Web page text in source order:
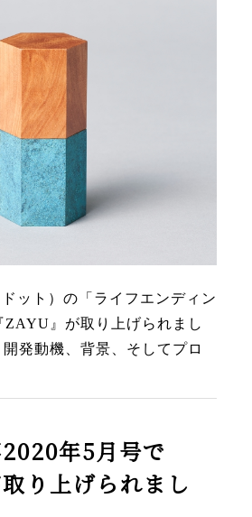
ット）の「ライフエンディン
ZAYU』が取り上げられまし
発動機、背景、そしてプロ
ど、色々と深いお話をする
詳し...
年5月号で
り上げられまし